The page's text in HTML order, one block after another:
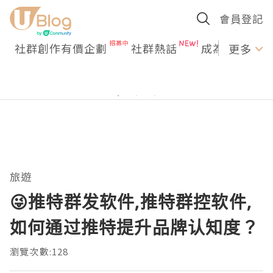
會員登記
社群創作有價企劃 社群熱話 成為U更多
旅遊
😜推特群发软件,推特群控软件,
如何通过推特提升品牌认知度？
瀏覽次數:128